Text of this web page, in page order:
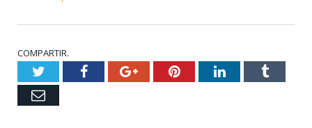
COMPARTIR.
TwitterFacebookGoogle+PinterestLinkedInTumblr
Email